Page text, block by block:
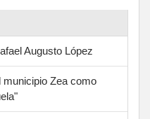
Augusto López
Zea como